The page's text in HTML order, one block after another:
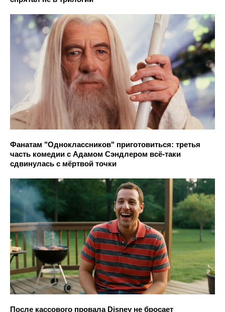
Фанатам "Одноклассников" приготовиться: третья
часть комедии с Адамом Сэндлером всё-таки
сдвинулась с мёртвой точки
После кассового провала Disney не бросает